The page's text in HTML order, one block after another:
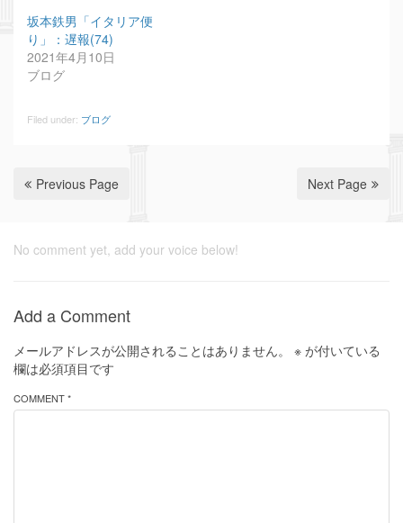
坂本鉄男「イタリア便
り」：遅報(74)
2021年4月10日
ブログ
Filed under: ブログ
Previous Page Next Page
No comment yet, add your voice below!
Add a Comment
メールアドレスが公開されることはありません。 ※ が付いている
欄は必須項目です
COMMENT *